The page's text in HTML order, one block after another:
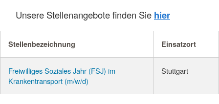
Unsere Stellenangebote finden Sie hier
Stellenbezeichnung Einsatzort
Freiwilliges Soziales Jahr (FSJ) im
Krankentransport (m/w/d)
Stuttgart